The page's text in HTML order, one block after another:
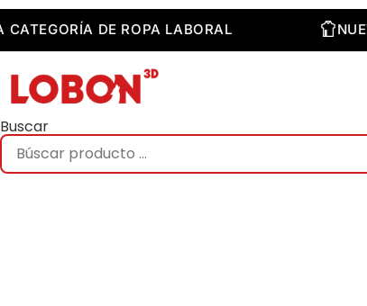
Saltar
al
contenidoCATEGORÍA DE ROPA LABORAL
Buscar